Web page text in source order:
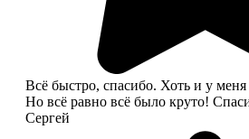
Всё быстро, спасибо. Хоть и у
Но всё равно всё было круто!
Сергей